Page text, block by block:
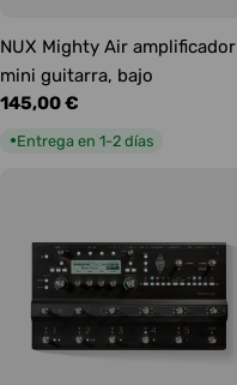
NUX Mighty Air amplificador
mini guitarra, bajo
Precio
145,00 €
●Entrega en 1-2 días